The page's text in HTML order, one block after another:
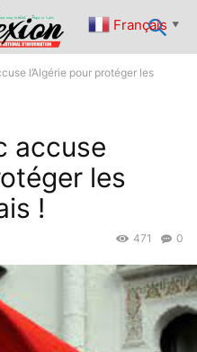
l’Algérie pour protéger les
accuse
les
!
0
471
Français ▼